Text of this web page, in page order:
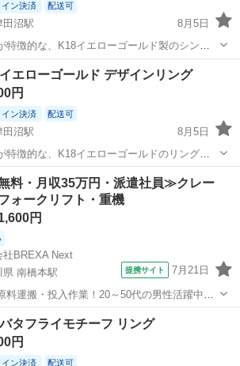
イン決済 配送可
田沼駅
8月5日
特徴的な、K18イエローゴールド製のシンプ
号 自分が使うために持っていた不用品...
京成津田沼駅 アクセサリー 貴金属
エローゴールド デザインリング
円
イン決済 配送可
田沼駅
8月5日
特徴的な、K18イエローゴールドのリングで
めに持っていた不用品を売ります 貴...
京成津田沼駅 アクセサリー
料・月収35万円・派遣社員≫クレー
ォークリフト・重機
円
社BREXA Next
県 南橋本駅
提携サイト 7月21日
料運搬・投入作業！20～50代の男性活躍中★
旅費会社負担！年間休日130日★フォークリフ
中！就業先食堂利用可★《神奈川県相模原
事 ◇電...
南橋本駅
タフライモチーフ リング
円
イン決済 配送可